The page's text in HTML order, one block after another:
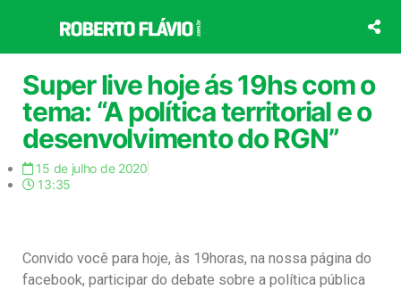
o
conteúdo
Super live hoje ás 19hs com o
tema: “A política territorial e o
desenvolvimento do RGN”
15 de julho de 2020
13:35
Convido você para hoje, às 19horas, na nossa página do
facebook, participar do debate sobre a política pública